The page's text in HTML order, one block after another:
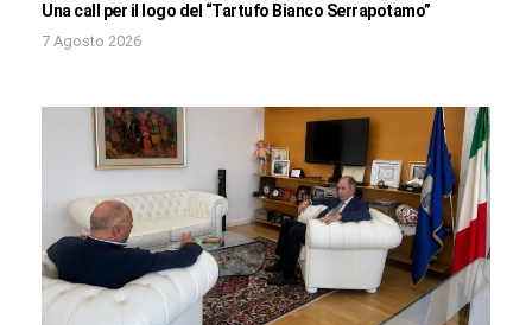
Una call per il logo del “Tartufo Bianco Serrapotamo”
7 Agosto 2026